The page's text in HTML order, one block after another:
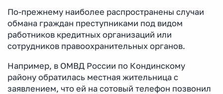
По-прежнему наиболее распространены случаи
обмана граждан преступниками под видом
работников кредитных организаций или
сотрудников правоохранительных органов.
Например, в ОМВД России по Кондинскому
району обратилась местная жительница с
заявлением, что ей на сотовый телефон позвонил